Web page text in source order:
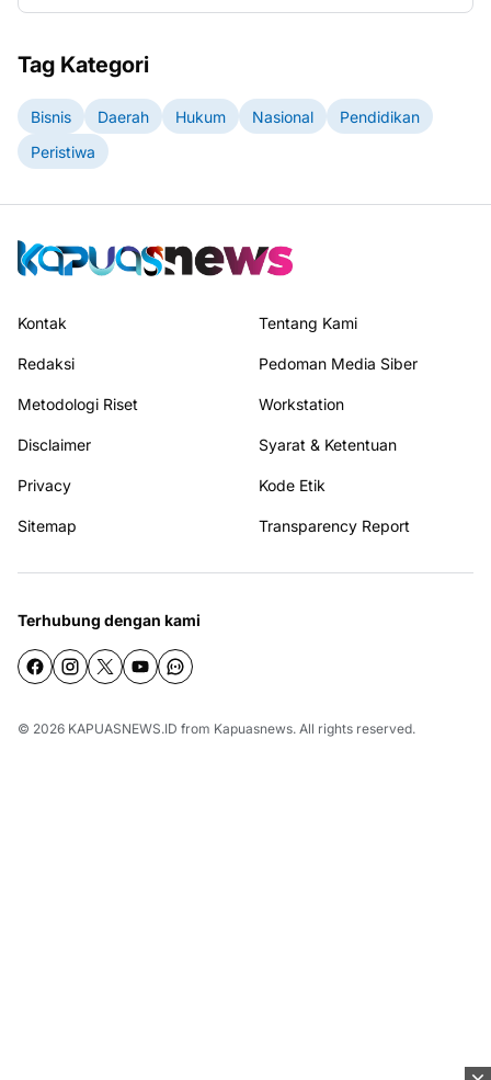
Tag Kategori
Bisnis Daerah Hukum Nasional
Pendidikan
Peristiwa
Kontak Tentang Kami
Redaksi Pedoman Media Siber
Metodologi Riset Workstation
Disclaimer Syarat & Ketentuan
Privacy Kode Etik
Sitemap Transparency Report
Terhubung dengan kami
© 2026 KAPUASNEWS.ID from Kapuasnews. All rights reserved.